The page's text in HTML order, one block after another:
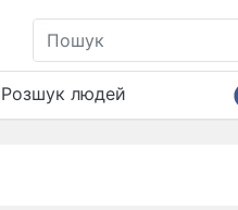
Розшук людей